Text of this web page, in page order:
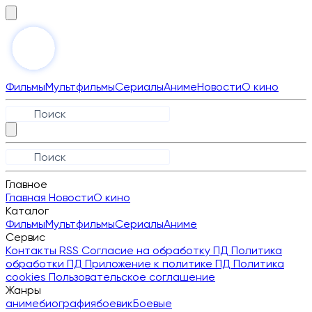
ФильмыМультфильмыСериалыАнимеНовостиО кино
Главное
Главная НовостиО кино
Каталог
ФильмыМультфильмыСериалыАниме
Сервис
Контакты RSS Согласие на обработку ПД Политика
обработки ПД Приложение к политике ПД Политика
cookies Пользовательское соглашение
Жанры
анимебиографиябоевикБоевые